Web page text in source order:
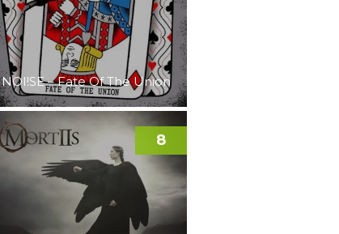
NOI!SE – Fate Of The Union
8